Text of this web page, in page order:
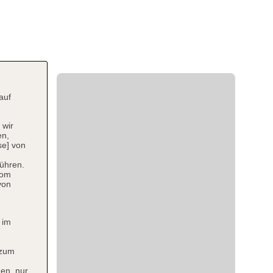
wir
von
nur